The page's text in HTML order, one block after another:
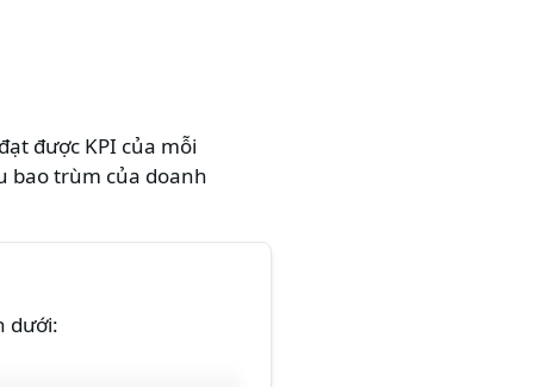
được KPI của mỗi
bao trùm của doanh
dưới: